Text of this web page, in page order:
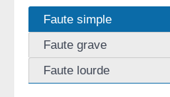
Faute simple
Faute grave
Faute lourde